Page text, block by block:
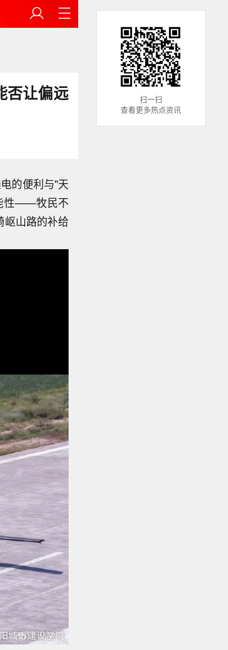
否让偏远
的便利与"天
性——牧民不
岖山路的补给
扫一扫
查看更多热点资讯